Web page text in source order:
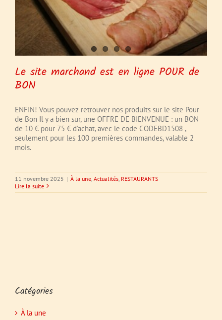
Le site marchand est en ligne POUR de
BON
ENFIN! Vous pouvez retrouver nos produits sur le site Pour
de Bon Il y a bien sur, une OFFRE DE BIENVENUE : un BON
de 10 € pour 75 € d’achat, avec le code CODEBD1508 ,
seulement pour les 100 premières commandes, valable 2
mois.
11 novembre 2025 | À la une Actualités RESTAURANTS
Lire la suite
Catégories
À la une